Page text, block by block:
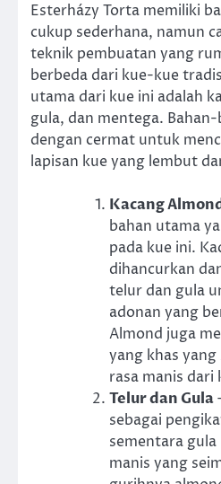
Esterházy Torta memiliki
cukup sederhana, namun
teknik pembuatan yang
berbeda dari kue-kue
utama dari kue ini adalah
gula, dan mentega.
dengan cermat untuk
lapisan kue yang lembut
Kacang
bahan utama
pada kue ini.
dihancurkan
telur dan gula
adonan yang
Almond juga
yang khas
rasa manis dari
Telur dan Gula
sebagai
sementara
manis yang